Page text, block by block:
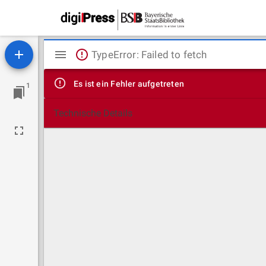
1
Mirador
Viewer
TypeError: Failed to fetch
Es ist ein Fehler aufgetreten
Technische Details